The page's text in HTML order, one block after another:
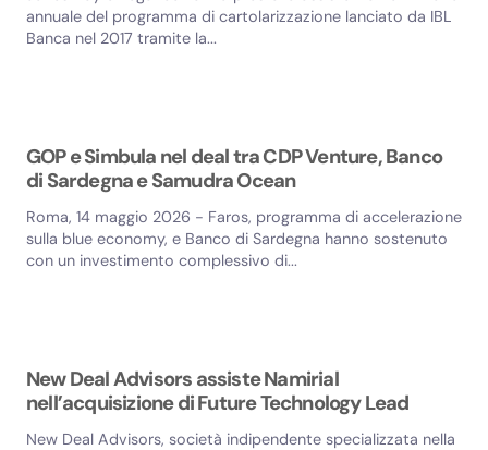
annuale del programma di cartolarizzazione lanciato da IBL
Banca nel 2017 tramite la...
GOP e Simbula nel deal tra CDP Venture, Banco
di Sardegna e Samudra Ocean
Roma, 14 maggio 2026 - Faros, programma di accelerazione
sulla blue economy, e Banco di Sardegna hanno sostenuto
con un investimento complessivo di...
New Deal Advisors assiste Namirial
nell’acquisizione di Future Technology Lead
New Deal Advisors, società indipendente specializzata nella